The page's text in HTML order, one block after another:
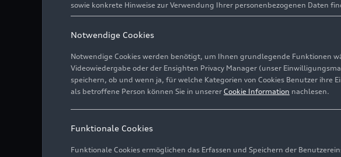
sowie konkrete Hinweise zur Verwendung Ihrer personenbezogenen Daten
Notwendige Cookies
Notwendige Cookies werden benötigt, um Ihnen grundlegende Funktionen
Videowiedergabe oder der Ensighten Privacy Manager (unser
speichern, ob und wenn ja, für welche Kategorien von Cookies Benutzer
als betroffene Person können Sie in unserer Cookie Information nachlesen.
Funktionale Cookies
Funktionale Cookies ermöglichen das Erfassen und Speichern der